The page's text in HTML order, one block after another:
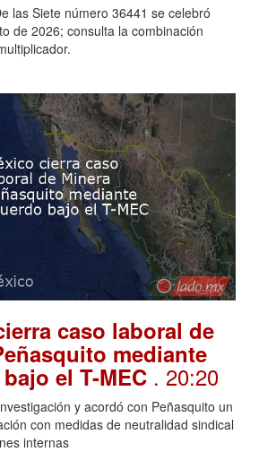
las Siete número 36441 se celebró
de 2026; consulta la combinación
caso laboral de
mediante
el T-MEC . 20:20
y acordó con Peñasquito un
con medidas de neutralidad sindical
internas